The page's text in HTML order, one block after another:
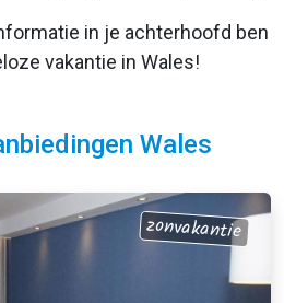
in je achterhoofd ben
vakantie in Wales!
Wales
zonvakantie